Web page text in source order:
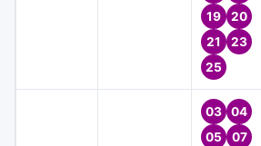
19
20
21
23
25
03
04
05
07